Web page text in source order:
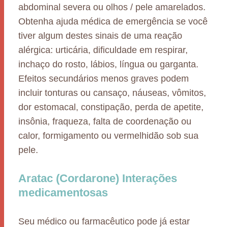
abdominal severa ou olhos / pele amarelados.
Obtenha ajuda médica de emergência se você
tiver algum destes sinais de uma reação
alérgica: urticária, dificuldade em respirar,
inchaço do rosto, lábios, língua ou garganta.
Efeitos secundários menos graves podem
incluir tonturas ou cansaço, náuseas, vômitos,
dor estomacal, constipação, perda de apetite,
insônia, fraqueza, falta de coordenação ou
calor, formigamento ou vermelhidão sob sua
pele.
Aratac (Cordarone) Interações
medicamentosas
Seu médico ou farmacêutico pode já estar